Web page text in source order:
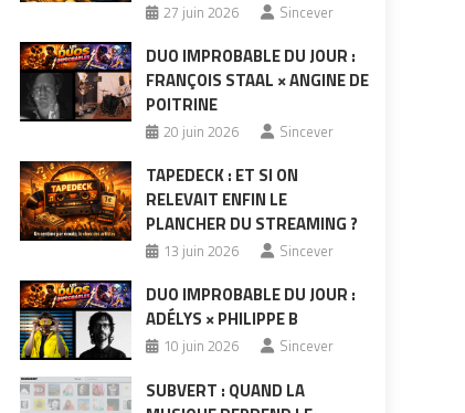
27 juin 2026 Sincever
DUO IMPROBABLE DU JOUR :
FRANÇOIS STAAL × ANGINE DE
POITRINE
20 juin 2026 Sincever
TAPEDECK : ET SI ON
RELEVAIT ENFIN LE
PLANCHER DU STREAMING ?
13 juin 2026 Sincever
DUO IMPROBABLE DU JOUR :
ADÉLYS × PHILIPPE B
10 juin 2026 Sincever
SUBVERT : QUAND LA